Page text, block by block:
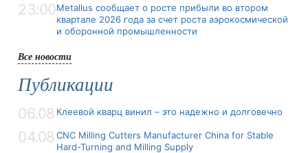
23:00Metallus сообщает о росте прибыли во втором
квартале 2026 года за счет роста аэрокосмической
и оборонной промышленности
Все новости
Публикации
06.08 Клеевой кварц винил – это надежно и долговечно
04.08 CNC Milling Cutters Manufacturer China for Stable
Hard-Turning and Milling Supply